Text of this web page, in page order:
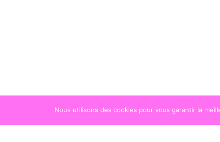
Nous utilisons des cookies pour vous garantir la